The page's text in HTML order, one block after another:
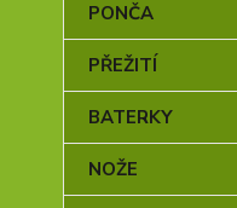
PONČA
PŘEŽITÍ
BATERKY
NOŽE